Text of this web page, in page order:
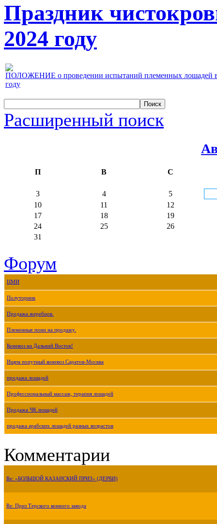
Праздник
2024 году
ПОЛОЖЕНИЕ о проведении испытаний племенных лошадей
году
Расширенный поиск
П В С
3 4
5
10
11
12
17
18
19
24
25
26
31
Форум
ЦМИ
Полуторник
Продажа жеребцов.
Племенные пони на продажу.
Коневоз на Дальний Восток!
Ищем попутный коневоз Саратов-Москва
продажа лошадей
Профессиональный массаж, терапия лошадей
Продажа ЧК лошадей
продажа арабских лошадей разных возрастов
Комментарии
Re: «БОЛЬШОЙ КАЗАНСКИЙ ПРИЗ» (ДЕРБИ)
Re: Приз Терского конного завода